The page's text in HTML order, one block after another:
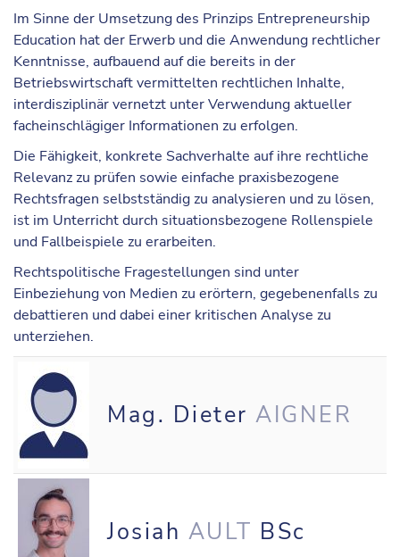
Im Sinne der Umsetzung des Prinzips Entrepreneurship
Education hat der Erwerb und die Anwendung rechtlicher
Kenntnisse, aufbauend auf die bereits in der
Betriebswirtschaft vermittelten rechtlichen Inhalte,
interdisziplinär vernetzt unter Verwendung aktueller
facheinschlägiger Informationen zu erfolgen.
Die Fähigkeit, konkrete Sachverhalte auf ihre rechtliche
Relevanz zu prüfen sowie einfache praxisbezogene
Rechtsfragen selbstständig zu analysieren und zu lösen,
ist im Unterricht durch situationsbezogene Rollenspiele
und Fallbeispiele zu erarbeiten.
Rechtspolitische Fragestellungen sind unter
Einbeziehung von Medien zu erörtern, gegebenenfalls zu
debattieren und dabei einer kritischen Analyse zu
unterziehen.
Mag. Dieter AIGNER
Josiah AULT BSc